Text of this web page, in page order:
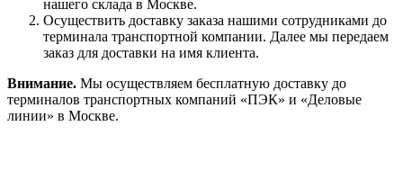
нашего склада в Москве.
Осуществить доставку заказа нашими сотрудниками до
терминала транспортной компании. Далее мы передаем
заказ для доставки на имя клиента.
Внимание. Мы осуществляем бесплатную доставку до
терминалов транспортных компаний «ПЭК» и «Деловые
линии» в Москве.